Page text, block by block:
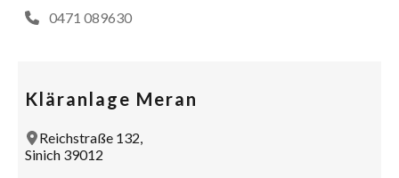
0471 089630
Kläranlage Meran
Reichstraße 132,
Sinich 39012